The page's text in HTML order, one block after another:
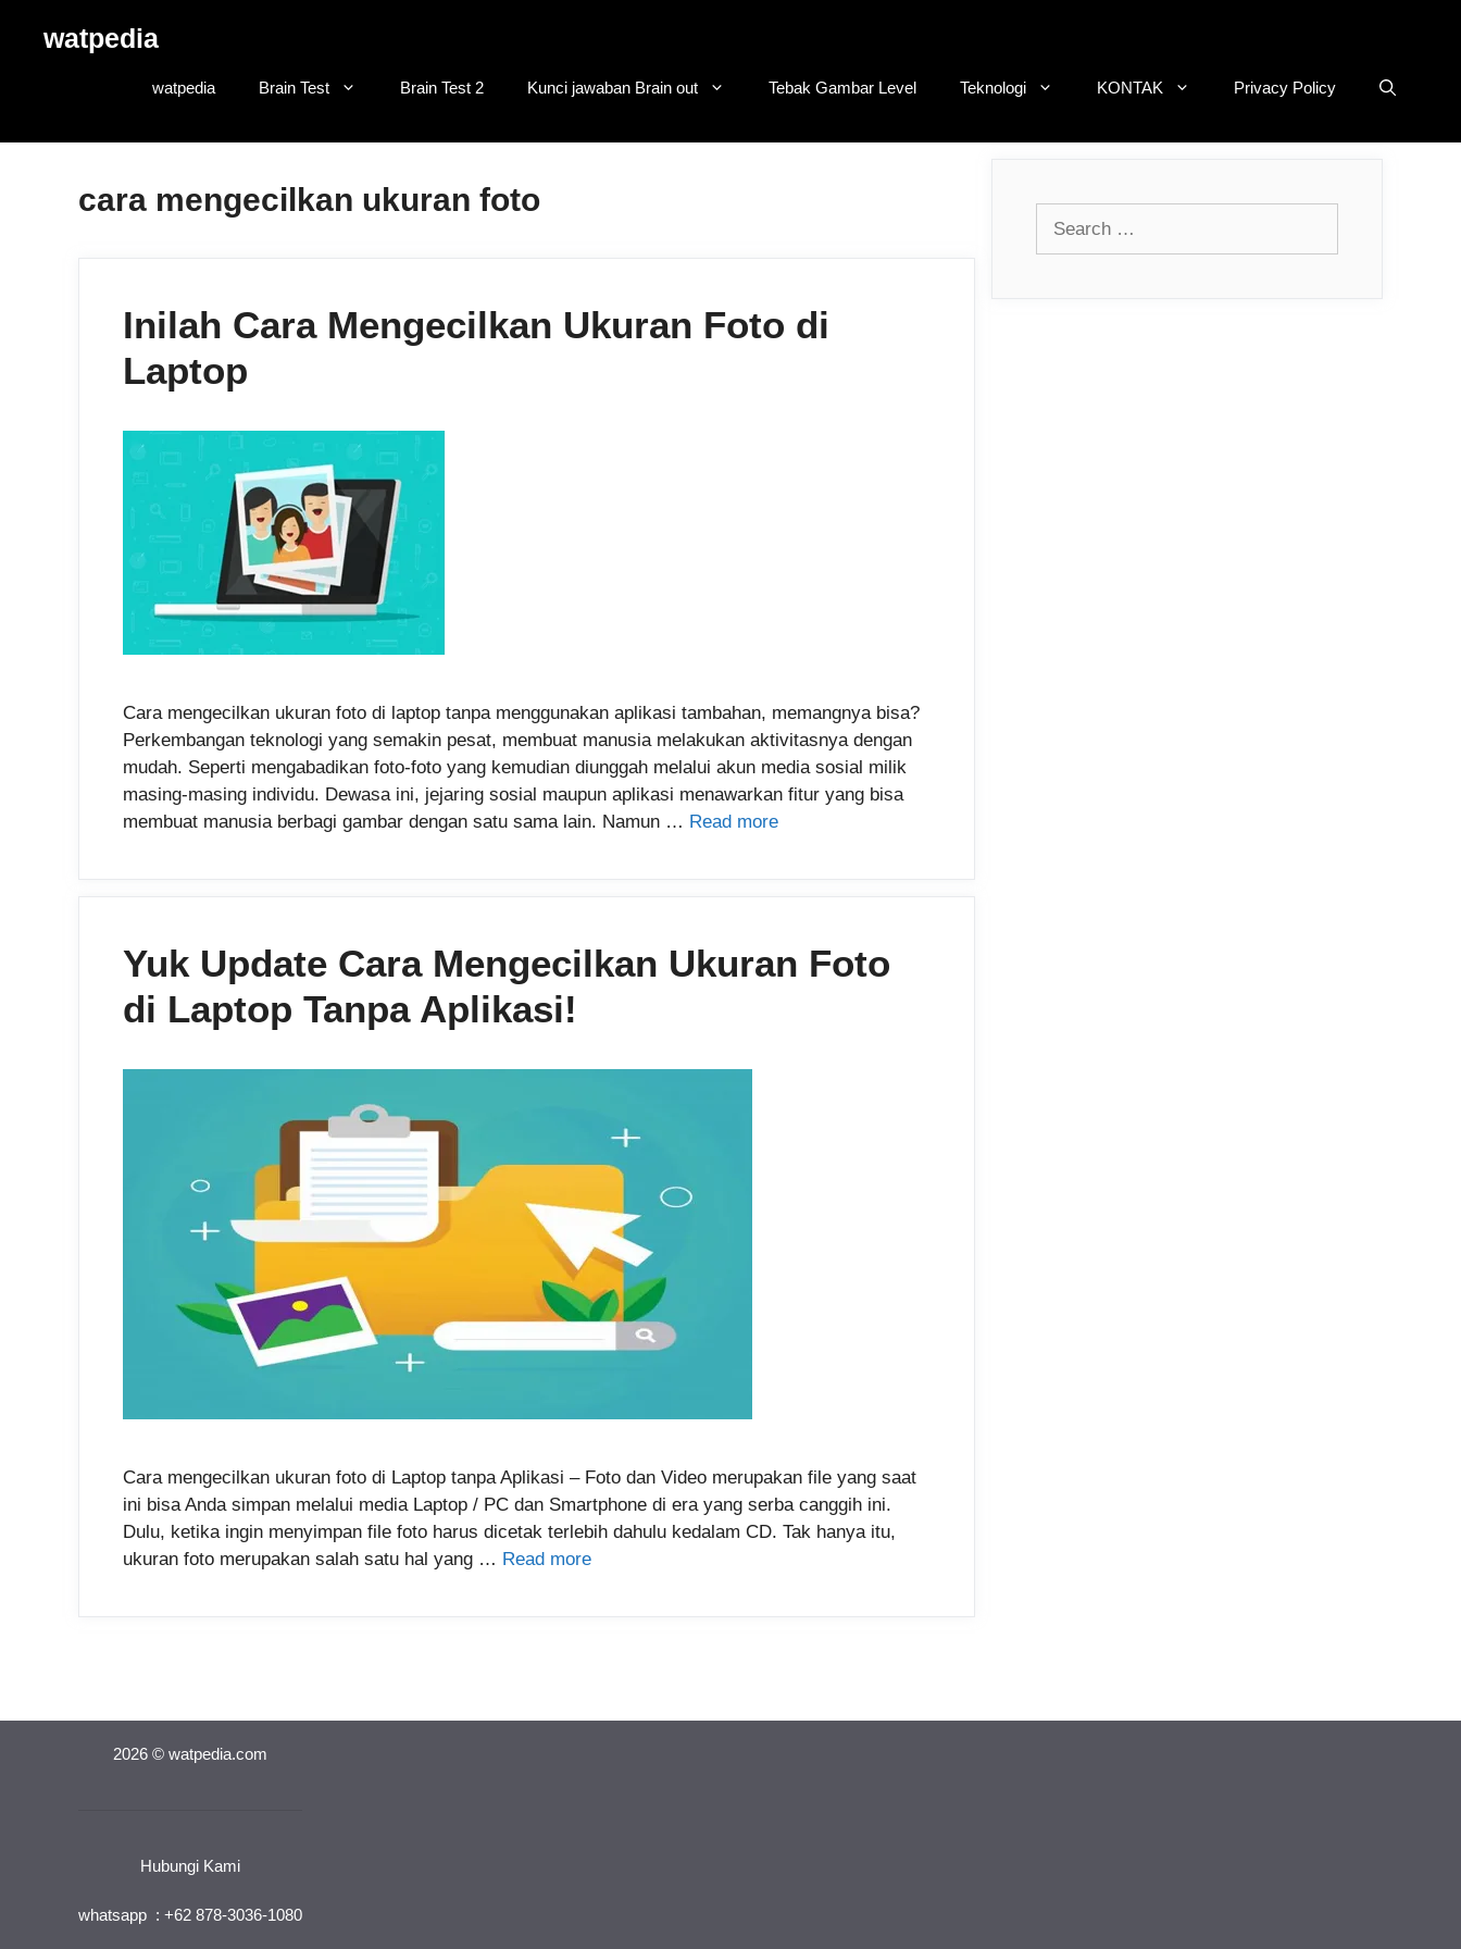
watpedia
watpedia Brain Test Brain Test 2 Kunci jawaban Brain out Tebak Gambar Level Teknologi KONTAK Privacy Policy
cara mengecilkan ukuran foto
Inilah Cara Mengecilkan Ukuran Foto di
Laptop
Cara mengecilkan ukuran foto di laptop tanpa menggunakan aplikasi tambahan, memangnya bisa?
Perkembangan teknologi yang semakin pesat, membuat manusia melakukan aktivitasnya dengan
mudah. Seperti mengabadikan foto-foto yang kemudian diunggah melalui akun media sosial milik
masing-masing individu. Dewasa ini, jejaring sosial maupun aplikasi menawarkan fitur yang bisa
membuat manusia berbagi gambar dengan satu sama lain. Namun … Read more
Yuk Update Cara Mengecilkan Ukuran Foto
di Laptop Tanpa Aplikasi!
Cara mengecilkan ukuran foto di Laptop tanpa Aplikasi – Foto dan Video merupakan file yang saat
ini bisa Anda simpan melalui media Laptop / PC dan Smartphone di era yang serba canggih ini.
Dulu, ketika ingin menyimpan file foto harus dicetak terlebih dahulu kedalam CD. Tak hanya itu,
ukuran foto merupakan salah satu hal yang … Read more
2026 © watpedia.com
Hubungi Kami
whatsapp : +62 878-3036-1080